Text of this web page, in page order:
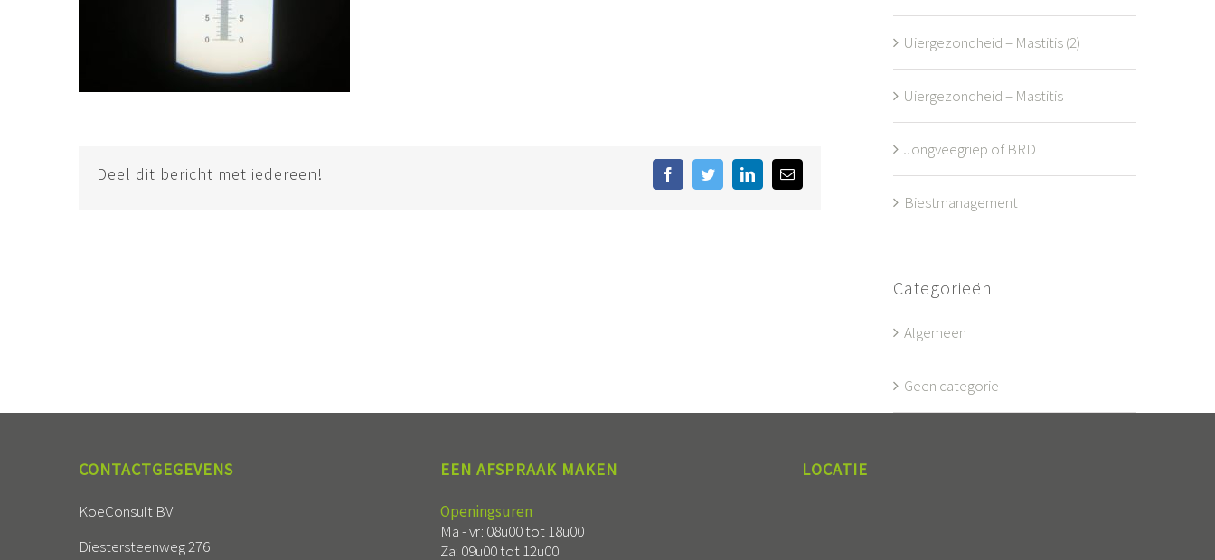
Deel dit bericht met iedereen! FacebookTwitterLinkedIn
E-
mail
Uiergezondheid – Mastitis (2)
Uiergezondheid – Mastitis
Jongveegriep of BRD
Biestmanagement
Categorieën
Algemeen
Geen categorie
CONTACTGEGEVENS
KoeConsult BV
Diestersteenweg 276
EEN AFSPRAAK MAKEN
Openingsuren
Ma - vr: 08u00 tot 18u00
Za: 09u00 tot 12u00
LOCATIE